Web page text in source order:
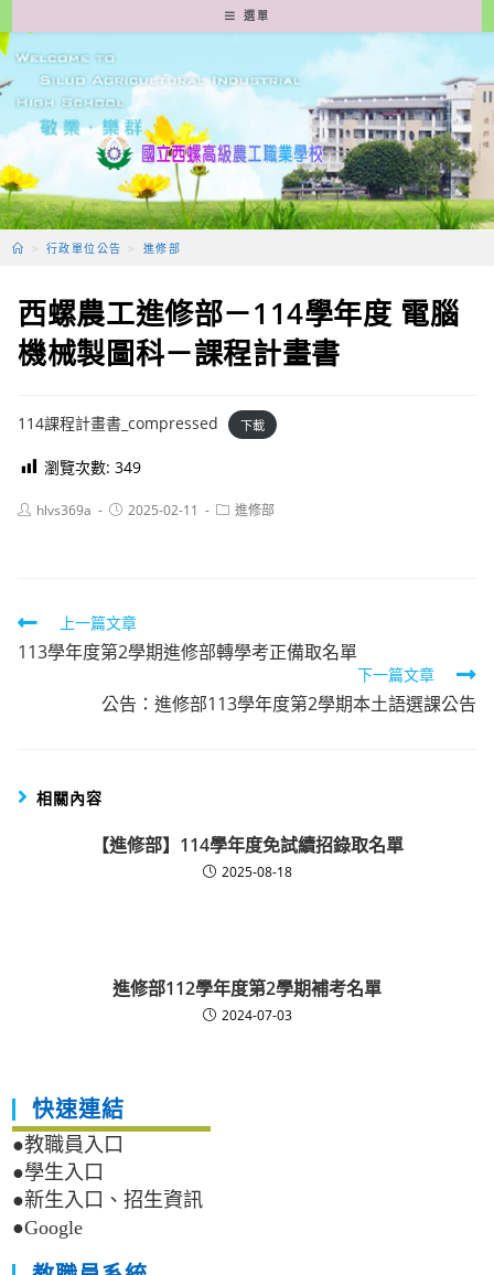
轉
至
要
容
選單
> 行政單位公告 > 進修部
西螺農工進修部－114學年度 電腦
機械製圖科－課程計畫書
114課程計畫書_compressed 下載
瀏覽次數: 349
Posthlvs369a
Post2025-02-11
Post進修部
Read
more
上一篇文章
113學年度第2學期進修部轉學考正備取名單
下一篇文章
公告：進修部113學年度第2學期本土語選課公告
相關內容
【進修部】114學年度免試續招錄取名單
2025-08-18
進修部112學年度第2學期補考名單
2024-07-03
快速連結
●教職員入口
●學生入口
●新生入口、招生資訊
●Google